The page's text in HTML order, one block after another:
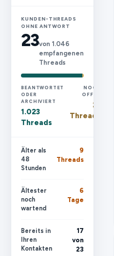
KUNDEN-THREADS
OHNE ANTWORT
23von 1.046
empfangenen
Threads
BEANTWORTET
ODER
ARCHIVIERT
1.023
Threads
NOCH
OFFEN
23
Threads
Älter als
48
Stunden
9
Threads
Ältester
noch
wartend
6
Tage
Bereits in
Ihren
Kontakten
17
von
23